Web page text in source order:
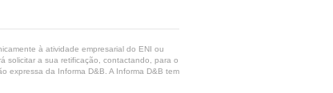
à atividade empresarial do ENI ou
solicitar a sua retificação, contactando, para o
expressa da Informa D&B. A Informa D&B tem